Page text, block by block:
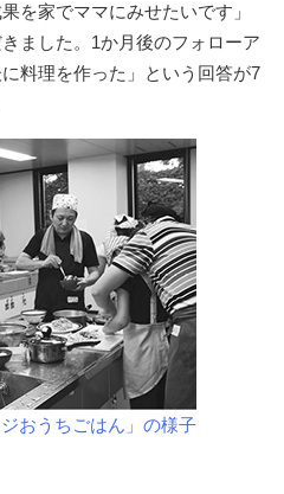
を家でママにみせたいです」
ました。1か月後のフォローア
料理を作った」という回答が7
おうちごはん」の様子